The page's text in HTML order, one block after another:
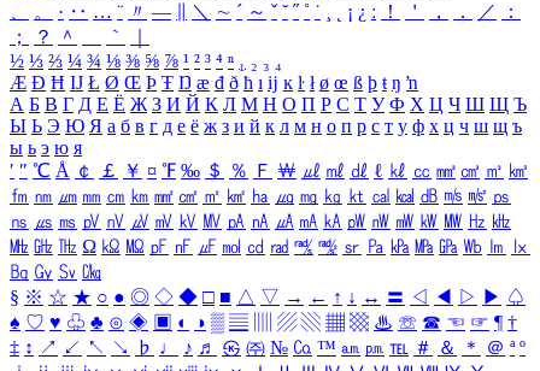
、
。 · ‥ … ¨ 〃 ― ＼ ∼ ´ ～ ˇ ˘ ˝ ˚ ˙ ¸ ¡ ¿ ː ！ ＇ ， ． ／
：
；
？ ＾ ｀
½ ⅓ ⅔ ¼ ¾ ⅛ ⅜ ⅝ ⅞ ¹ ² ³ ⁴ ⁿ ₁ ₂ ₃ ₄
Æ Ð Ħ Ĳ Ł Ø Œ Þ Ŧ Ŋ æ đ ð ħ ı ĳ ĸ ŀ ł ø œ ß þ ŧ ŋ ŉ
А Б В Г Д Е Ё Ж З И Й К Л М Н О П Р С Т У Ф Х Ц Ч Ш Щ Ъ
Ы Ь Э Ю Я а б в г д е ё ж з и й к л м н о п р с т у ф х ц ч ш щ ъ
ы ь э ю я
′ ″ ℃ Å ￠ ￡ ￥ ¤ ℉ ‰ ＄ ％ Ｆ ￦ ㎕ ㎖ ㎗ ℓ ㎘ ㏄ ㎣ ㎤ ㎥ ㎦
㎙ ㎚ ㎛ ㎜ ㎝ ㎞ ㎟ ㎠ ㎡ ㎢ ㏊ ㎍ ㎎ ㎏ ㏏ ㎈ ㎉ ㏈ ㎧ ㎨ ㎰
㎱ ㎲ ㎳ ㎴ ㎵ ㎶ ㎷ ㎸ ㎹ ㎀ ㎁ ㎂ ㎃ ㎄ ㎺ ㎻ ㎽ ㎾ ㎿ ㎐ ㎑
㎒ ㎓ ㎔ Ω ㏀ ㏁ ㎊ ㎋ ㎌ ㏖ ㏅ ㎭ ㎮ ㎯ ㏛ ㎩ ㎪ ㎫ ㎬ ㏝ ㏐
㏓
㏃ ㏉ ㏜ ㏆
§ ※ ☆ ★ ○ ● ◎ ◇ ◆ □ ■ △ ▽ → ← ↑ ↓ ↔ 〓 ◁ ◀ ▷ ▶ ♤
♠ ♡ ♥ ♧ ♣ ⊙ ◈ ▣ ◐ ◑ ▒ ▤ ▨ ▧ ▦ ▩ ♨ ☏ ☎ ☜ ☞ ¶ †
‡ ↕ ↗ ↙ ↖ ↘ ♭ ♩ ♪ ♬ ㉿ ㈜ № ㏇ ™ ㏂ ㏘ ℡ ＃ ＆ ＊ ＠ ª º